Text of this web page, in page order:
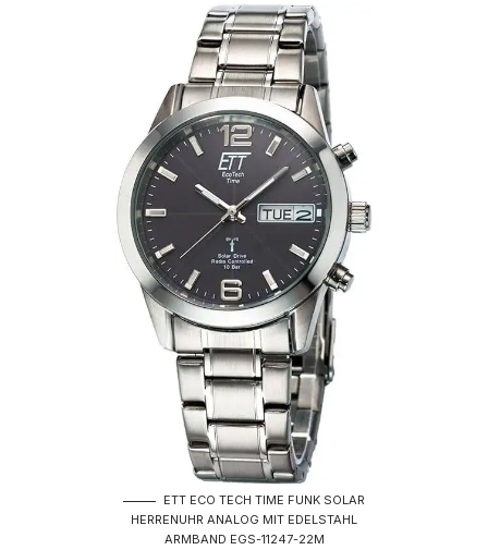
ETT ECO TECH TIME FUNK SOLAR
HERRENUHR ANALOG MIT EDELSTAHL
ARMBAND EGS-11247-22M